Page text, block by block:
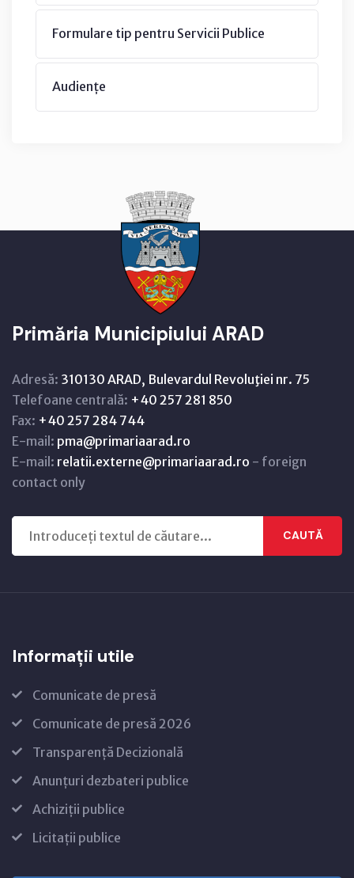
Formulare tip pentru Servicii Publice
Audiențe
Primăria Municipiului ARAD
Adresă: 310130 ARAD, Bulevardul Revoluţiei nr. 75
Telefoane centrală: +40 257 281 850
Fax: +40 257 284 744
E-mail: pma@primariaarad.ro
E-mail: relatii.externe@primariaarad.ro - foreign
contact only
CAUTĂ
Informații utile
Comunicate de presă
Comunicate de presă 2026
Transparență Decizională
Anunțuri dezbateri publice
Achiziții publice
Licitații publice